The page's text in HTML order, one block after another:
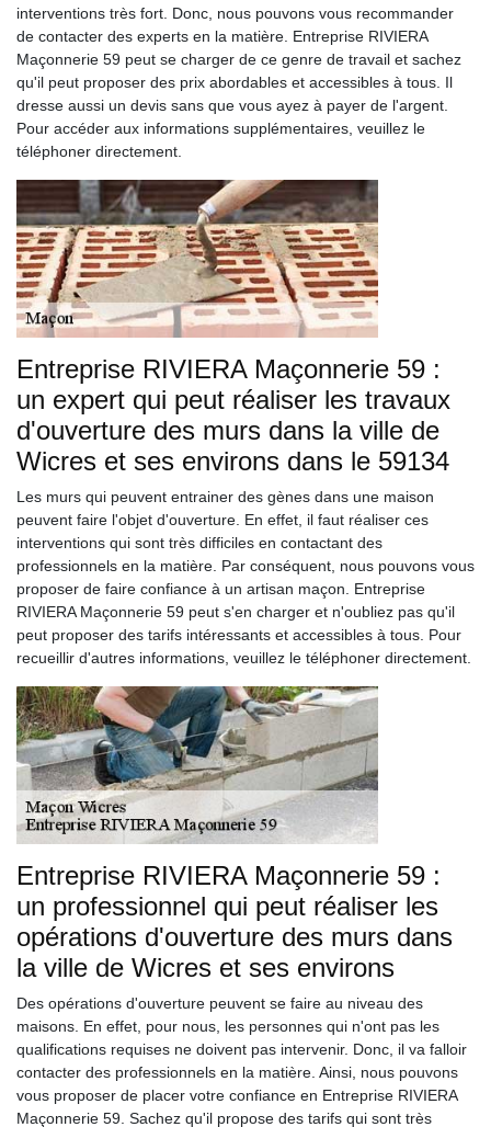
interventions très fort. Donc, nous pouvons vous recommander
de contacter des experts en la matière. Entreprise RIVIERA
Maçonnerie 59 peut se charger de ce genre de travail et sachez
qu'il peut proposer des prix abordables et accessibles à tous. Il
dresse aussi un devis sans que vous ayez à payer de l'argent.
Pour accéder aux informations supplémentaires, veuillez le
téléphoner directement.
Entreprise RIVIERA Maçonnerie 59 :
un expert qui peut réaliser les travaux
d'ouverture des murs dans la ville de
Wicres et ses environs dans le 59134
Les murs qui peuvent entrainer des gènes dans une maison
peuvent faire l'objet d'ouverture. En effet, il faut réaliser ces
interventions qui sont très difficiles en contactant des
professionnels en la matière. Par conséquent, nous pouvons vous
proposer de faire confiance à un artisan maçon. Entreprise
RIVIERA Maçonnerie 59 peut s'en charger et n'oubliez pas qu'il
peut proposer des tarifs intéressants et accessibles à tous. Pour
recueillir d'autres informations, veuillez le téléphoner directement.
Entreprise RIVIERA Maçonnerie 59 :
un professionnel qui peut réaliser les
opérations d'ouverture des murs dans
la ville de Wicres et ses environs
Des opérations d'ouverture peuvent se faire au niveau des
maisons. En effet, pour nous, les personnes qui n'ont pas les
qualifications requises ne doivent pas intervenir. Donc, il va falloir
contacter des professionnels en la matière. Ainsi, nous pouvons
vous proposer de placer votre confiance en Entreprise RIVIERA
Maçonnerie 59. Sachez qu'il propose des tarifs qui sont très